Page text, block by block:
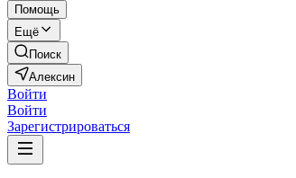
Помощь
Ещё
Поиск
Алексин
Войти
Войти
Зарегистрироваться